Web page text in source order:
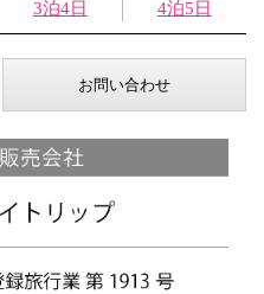
3泊4日 4泊5日
お問い合わせ